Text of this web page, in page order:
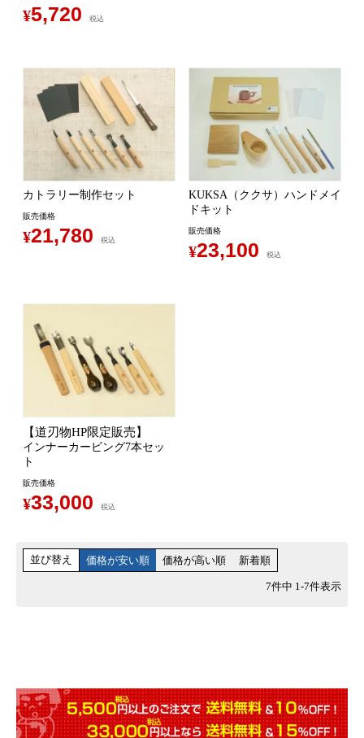
¥5,720 税込
カトラリー制作セット
販売価格
¥21,780 税込
KUKSA（ククサ）ハンドメイ
ドキット
販売価格
¥23,100 税込
【道刃物HP限定販売】
インナーカービング7本セッ
ト
販売価格
¥33,000 税込
並び替え 価格が安い順 価格が高い順 新着順
7件中 1 -7件表示